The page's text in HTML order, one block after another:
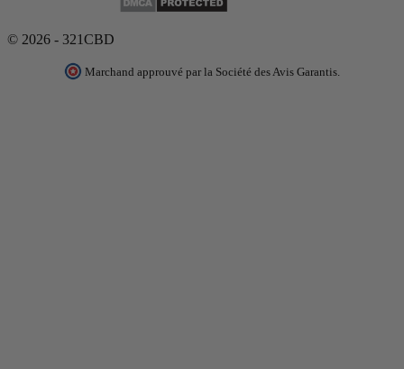
© 2026 - 321CBD
Marchand approuvé par la Société des Avis Garantis.